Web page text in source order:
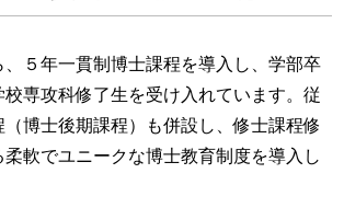
５年一貫制博士課程を導入し、学部卒
専攻科修了生を受け入れています。従
博士後期課程）も併設し、修士課程修
軟でユニークな博士教育制度を導入し